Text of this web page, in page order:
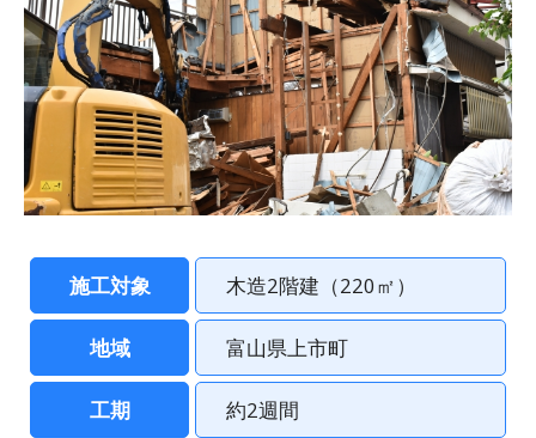
施工対象 木造2階建（220㎡）
地域 富山県上市町
工期 約2週間